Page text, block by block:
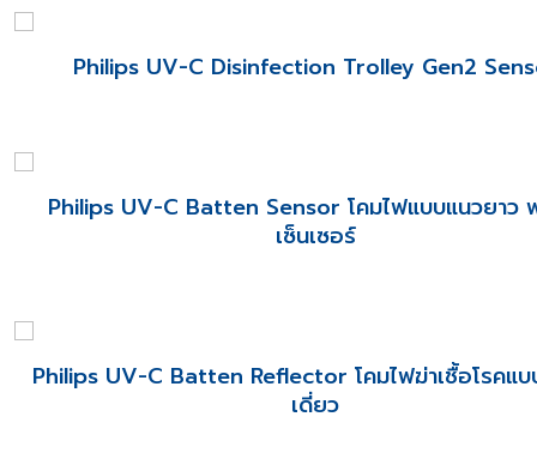
Philips UV-C Disinfection Trolley Gen2
Philips UV-C Batten Sensor โคมไฟแบบแนวยาว
เซ็นเซอร์
Philips UV-C Batten Reflector โคมไฟฆ่าเชื้อโรคแ
เดี่ยว